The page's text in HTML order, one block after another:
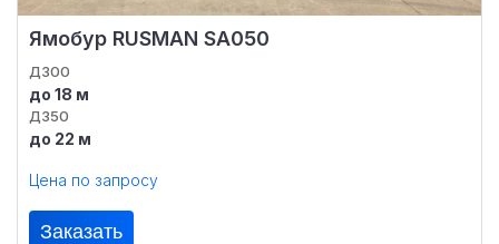
Ямобур RUSMAN SA050
Д300
до 18 м
Д350
до 22 м
Цена по запросу
Заказать